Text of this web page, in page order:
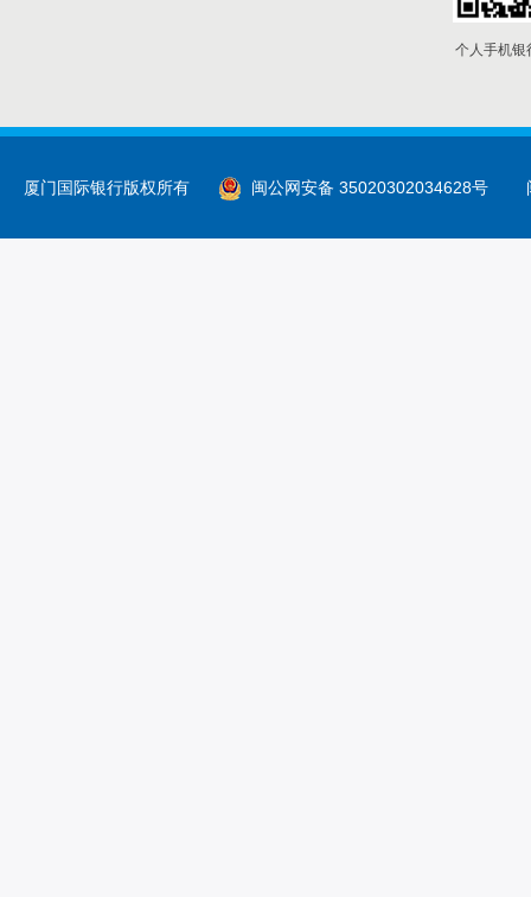
个人手机银
厦门国际银行版权所有 闽公网安备 35020302034628号